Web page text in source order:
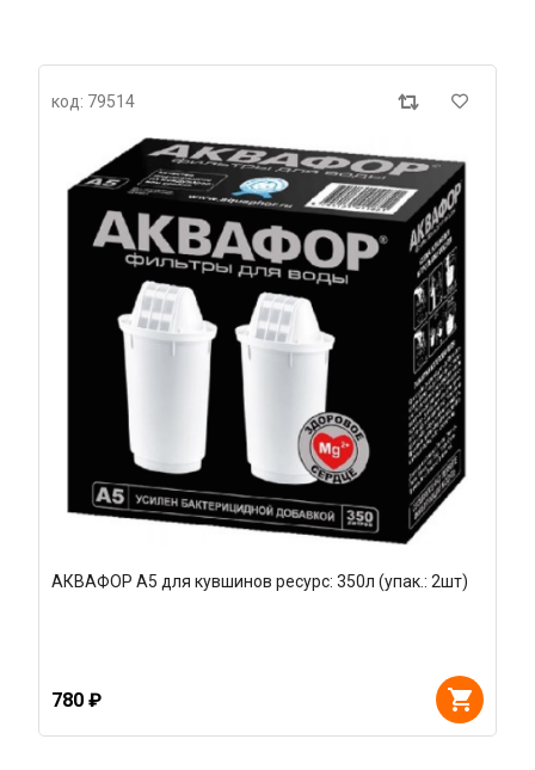
код: 79514
АКВАФОР A5 для кувшинов ресурс: 350л (упак.: 2шт)
780 ₽